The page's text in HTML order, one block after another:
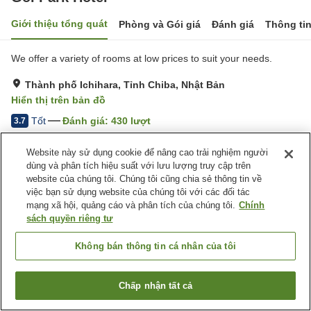
Giới thiệu tổng quát Phòng và Gói giá Đánh giá Thông
We offer a variety of rooms at low prices to suit your needs.
Thành phố Ichihara, Tỉnh Chiba, Nhật Bản
Hiển thị trên bản đồ
3.7 Tốt Đánh giá: 430 lượt
Tiện nghi chỗ nghỉ
Bãi đỗ xe
Spa / Salon
Máy bán hàng tự động
Sảnh tiệc
Trang chủ Nhật Bản Tỉnh Chiba
Thành phố Ichihara
Tìm phòng trống
Website này sử dụng cookie để nâng cao trải nghiệm người
dùng và phân tích hiệu suất với lưu lượng truy cập trên
website của chúng tôi. Chúng tôi cũng chia sẻ thông tin về
việc bạn sử dụng website của chúng tôi với các đối tác
mạng xã hội, quảng cáo và phân tích của chúng tôi. Chính
sách quyền riêng tư
Không bán thông tin cá nhân của tôi
Chấp nhận tất cả